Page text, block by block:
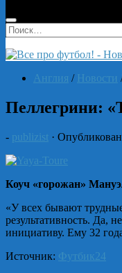
Найти:
Англия / Новости
Пеллегрини:
- publizist ·
Коуч «горожан»
«У всех бывают
результативность. Да,
инициативу. Ему 32
Источник: Футбик24